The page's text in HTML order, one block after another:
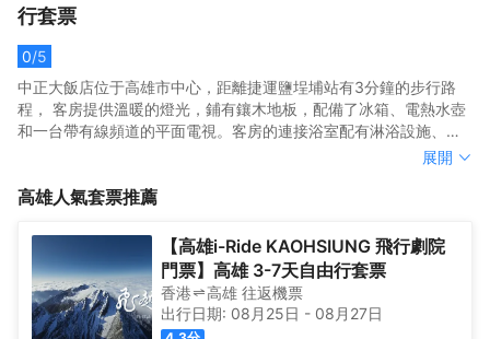
行套票
0/5
中正大飯店位于高雄市中心，距離捷運鹽埕埔站有3分鐘的步行路
程， 客房提供溫暖的燈光，鋪有鑲木地板，配備了冰箱、電熱水壺
和一台帶有線頻道的平面電視。客房的連接浴室配有淋浴設施、吹
中正大飯店位于高雄市中心，距離捷運鹽埕埔站有3分鐘的步行路
和一台帶有線頻道的平面電視。客房的連接浴室配有淋浴設施、吹
展開
高雄人氣套票推薦
【高雄i-Ride KAOHSIUNG 飛行劇院
門票】高雄 3-7天自由行套票
香港 高雄 往返機票
出行日期: 08月25日 - 08月27日